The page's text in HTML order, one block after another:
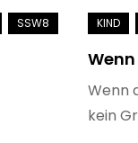
Wenn
kein